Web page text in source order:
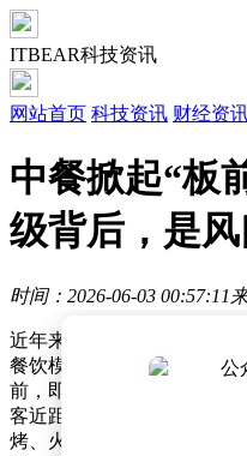
ITBEAR科技资讯
网站首页 科技资讯 财经资
中餐掀起“板
级背后，是
时间：2026-06-03 00:57:11
近年来，餐饮行业掀起了一
餐饮模式，正迅速渗透至
前，即将后厨搬至顾客面
客近距离感受食材处理与
烤、火锅，再到川菜、湘